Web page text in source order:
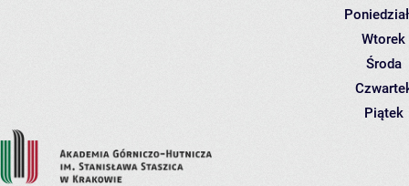
Wtorek
Środa
Piątek